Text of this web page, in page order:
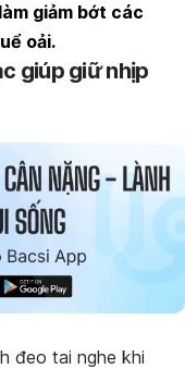
giảm bớt các
oải.
giúp giữ nhịp
đeo tai nghe khi